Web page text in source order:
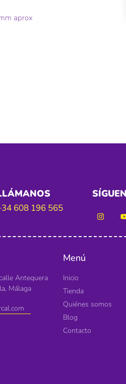
aprox
608 196 565
Antequera
Málaga
Menú
Inicio
Tienda
Quiénes somos
Blog
Contacto